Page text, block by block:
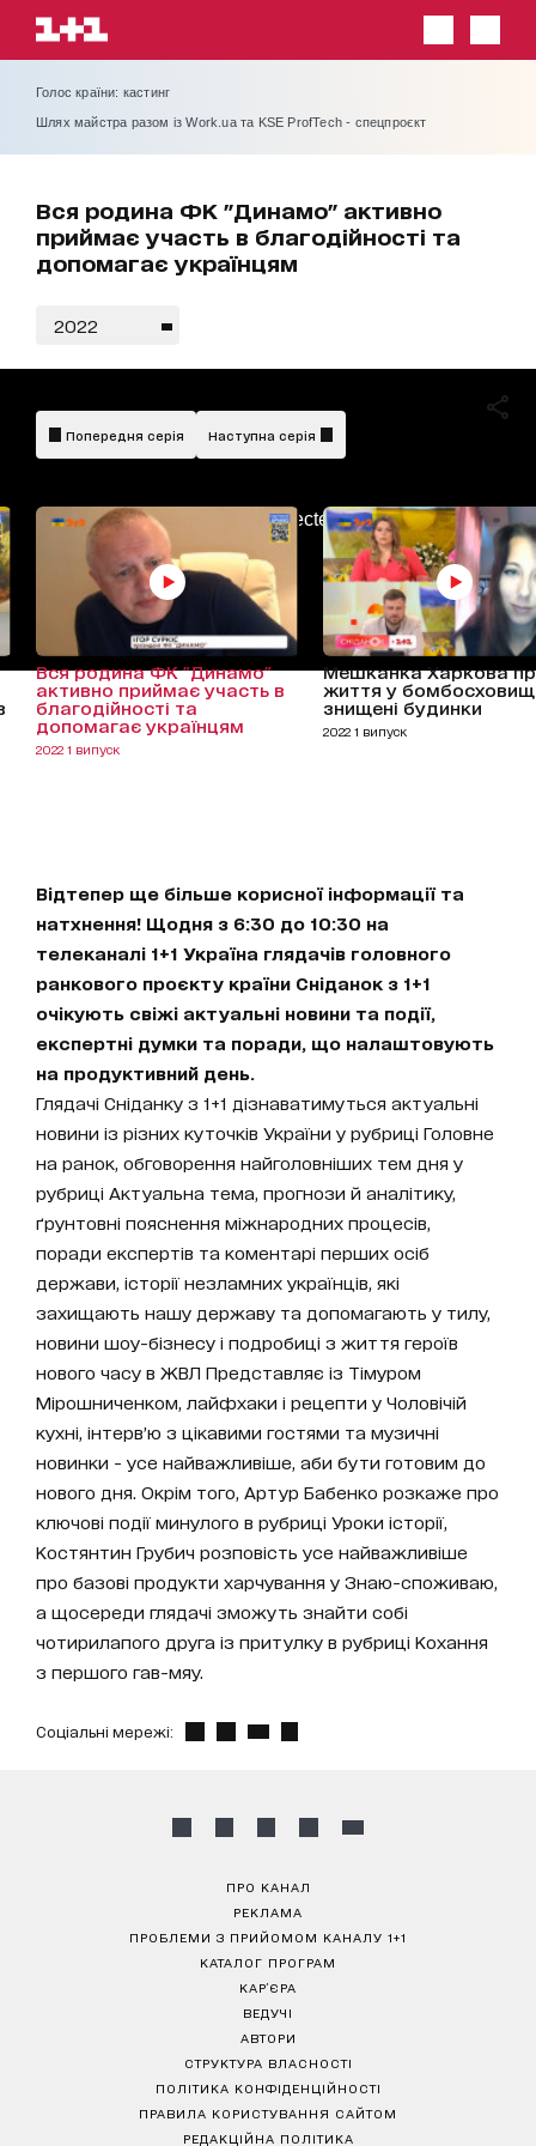
Голос країни: кастинг
Шлях майстра разом із Work.ua та KSE ProfTech - спецпроєкт
Вся родина ФК "Динамо" активно
приймає участь в благодійності та
допомагає українцям
2022
AdBlockDetected!
Попередня серія Наступна серія
Вся родина ФК "Динамо"
активно приймає участь в
благодійності та
допомагає українцям
2022 1 випуск
Мешканка Харкова
життя у
знищені будинки
2022 1 випуск
Відтепер ще більше корисної інформації та
натхнення! Щодня з 6:30 до 10:30 на
телеканалі 1+1 Україна глядачів головного
ранкового проєкту країни Сніданок з 1+1
очікують свіжі актуальні новини та події,
експертні думки та поради, що налаштовують
на продуктивний день.
Глядачі Сніданку з 1+1 дізнаватимуться актуальні
новини із різних куточків України у рубриці Головне
на ранок, обговорення найголовніших тем дня у
рубриці Актуальна тема, прогнози й аналітику,
ґрунтовні пояснення міжнародних процесів,
поради експертів та коментарі перших осіб
держави, історії незламних українців, які
захищають нашу державу та допомагають у тилу,
новини шоу-бізнесу і подробиці з життя героїв
нового часу в ЖВЛ Представляє із Тімуром
Мірошниченком, лайфхаки і рецепти у Чоловічій
кухні, інтерв’ю з цікавими гостями та музичні
новинки - усе найважливіше, аби бути готовим до
нового дня. Окрім того, Артур Бабенко розкаже про
ключові події минулого в рубриці Уроки історії,
Костянтин Грубич розповість усе найважливіше
про базові продукти харчування у Знаю-споживаю,
а щосереди глядачі зможуть знайти собі
чотирилапого друга із притулку в рубриці Кохання
з першого гав-мяу.
Соціальні мережі:
ПРО КАНАЛ
РЕКЛАМА
ПРОБЛЕМИ З ПРИЙОМОМ КАНАЛУ 1+1
КАТАЛОГ ПРОГРАМ
КАР’ЄРА
ВЕДУЧІ
АВТОРИ
СТРУКТУРА ВЛАСНОСТІ
ПОЛІТИКА КОНФІДЕНЦІЙНОСТІ
ПРАВИЛА КОРИСТУВАННЯ САЙТОМ
РЕДАКЦІЙНА ПОЛІТИКА